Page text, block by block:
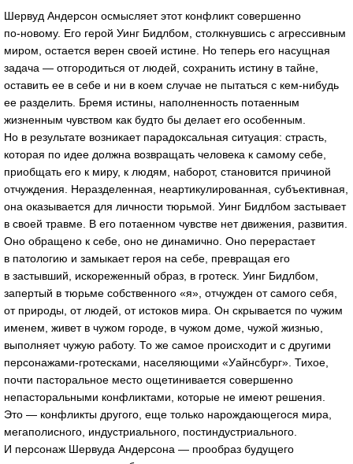
Шервуд Андерсон осмысляет этот конфликт совершенно
по-новому. Его герой Уинг Бидлбом, столкнувшись с агрессивным
миром, остается верен своей истине. Но теперь его насущная
задача — отгородиться от людей, сохранить истину в тайне,
оставить ее в себе и ни в коем случае не пытаться с кем-нибудь
ее разделить. Бремя истины, наполненность потаенным
жизненным чувством как будто бы делает его особенным.
Но в результате возникает парадоксальная ситуация: страсть,
которая по идее должна возвращать человека к самому себе,
приобщать его к миру, к людям, наборот, становится причиной
отчуждения. Неразделенная, неартикулированная, субъективная,
она оказывается для личности тюрьмой. Уинг Бидлбом застывает
в своей травме. В его потаенном чувстве нет движения, развития.
Оно обращено к себе, оно не динамично. Оно перерастает
в патологию и замыкает героя на себе, превращая его
в застывший, искореженный образ, в гротеск. Уинг Бидлбом,
запертый в тюрьме собственного «я», отчужден от самого себя,
от природы, от людей, от истоков мира. Он скрывается по чужим
именем, живет в чужом городе, в чужом доме, чужой жизнью,
выполняет чужую работу. То же самое происходит и с другими
персонажами-гротесками , населяющими «Уайнсбург». Тихое,
почти пасторальное место ощетинивается совершенно
непасторальными конфликтами, которые не имеют решения.
Это — конфликты другого, еще только нарождающегося мира,
мегаполисного, индустриального, постиндустриального.
И персонаж Шервуда Андерсона — прообраз будущего